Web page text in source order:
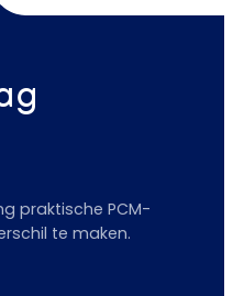
praktische PCM-
te maken.